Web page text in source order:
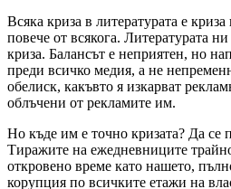
Всяка криза в литературата е
повече от всякога. Литературата
криза. Балансът е неприятен, но
преди всичко медия, а не
обелиск, какъвто я изкарват
облъчени от рекламите им.
Но къде им е точно кризата? Да се
Тиражите на ежедневниците
откровено време като нашето,
корупция по всичките етажи на